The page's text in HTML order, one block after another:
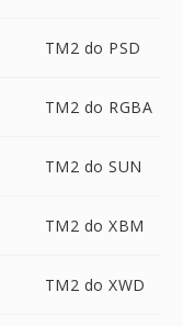
TM2 do PSD
TM2 do RGBA
TM2 do SUN
TM2 do XBM
TM2 do XWD